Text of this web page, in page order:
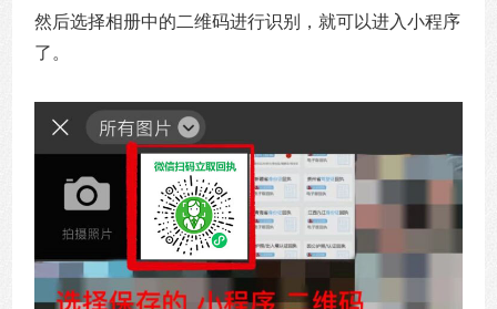
然后选择相册中的二维码进行识别，就可以进入小程序
了。